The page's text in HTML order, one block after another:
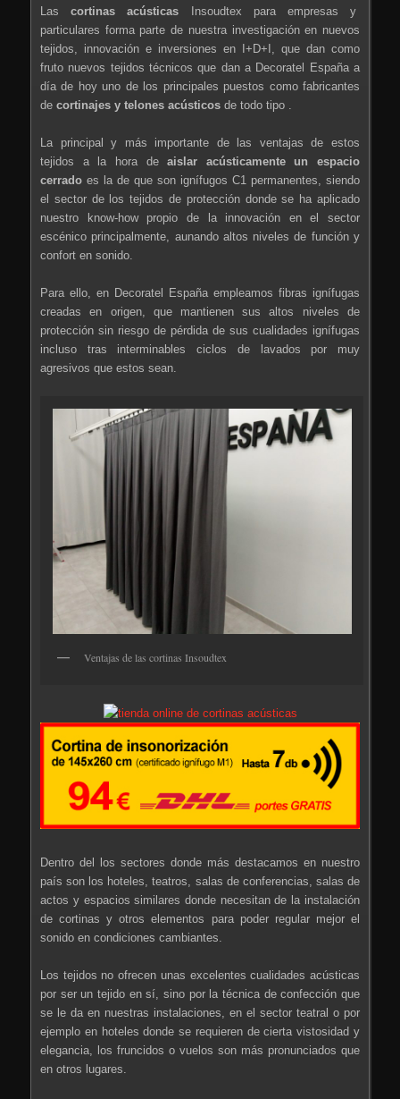
Lascortinas acústicas Insoudtex para empresas y
particulares forma parte de nuestra investigación en nuevos
tejidos, innovación e inversiones en I+D+I, que dan como
fruto nuevos tejidos técnicos que dan a Decoratel España a
día de hoy uno de los principales puestos como fabricantes
decortinajes y telones acústicos de todo tipo .
La principal y más importante de las ventajas de estos
tejidos a la hora deaislar acústicamente un espacio
cerrado es la de que son ignífugos C1 permanentes, siendo
el sector de los tejidos de protección donde se ha aplicado
nuestro know-how propio de la innovación en el sector
escénico principalmente, aunando altos niveles de función y
confort en sonido.
Para ello, en Decoratel España empleamos fibras ignífugas
creadas en origen, que mantienen sus altos niveles de
protección sin riesgo de pérdida de sus cualidades ignífugas
incluso tras interminables ciclos de lavados por muy
agresivos que estos sean.
Ventajas de las cortinas Insoudtex
Dentro del los sectores donde más destacamos en nuestro
país son los hoteles, teatros, salas de conferencias, salas de
actos y espacios similares donde necesitan de la instalación
de cortinas y otros elementos para poder regular mejor el
sonido en condiciones cambiantes.
Los tejidos no ofrecen unas excelentes cualidades acústicas
por ser un tejido en sí, sino por la técnica de confección que
se le da en nuestras instalaciones, en el sector teatral o por
ejemplo en hoteles donde se requieren de cierta vistosidad y
elegancia, los fruncidos o vuelos son más pronunciados que
en otros lugares.